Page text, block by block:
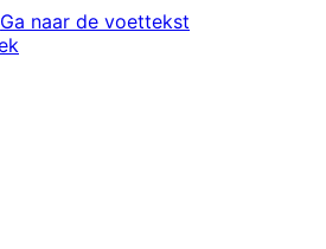
Ga naar de voettekst